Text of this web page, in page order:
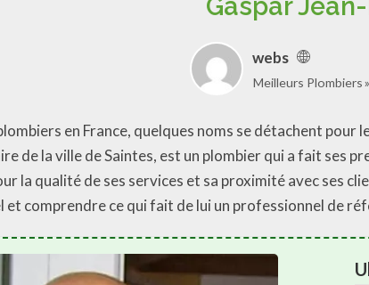
Gaspar
webs
Meilleurs Plombiers
en France, quelques noms se détachent
de la ville de Saintes, est un plombier qui a fait ses
la qualité de ses services et sa proximité avec ses
et comprendre ce qui fait de lui un professionnel de